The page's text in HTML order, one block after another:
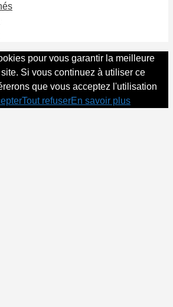
pour vous garantir la meilleure
Si vous continuez à utiliser ce
que vous acceptez l'utilisation
Tout refuserEn savoir plus